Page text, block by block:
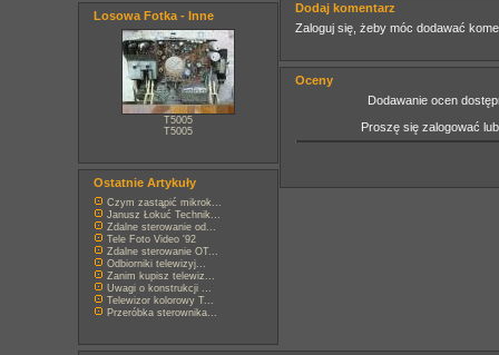
Losowa Fotka - Inne
T5005
T5005
Ostatnie Artykuły
Czym zastąpić mikrok...
Janusz Łokuć Technik...
Zdalne sterowanie od...
Tele Foto Video '92
Zdalne sterowanie OT...
Odbiorniki telewizyj...
Zanim kupisz telewiz...
Uwagi o konstrukcji ...
Telewizor kolorowy T...
Przeróbka sterownika...
Dodaj komentarz
Zaloguj się, żeby móc dodawać
Oceny
Dodawanie ocen
Proszę się zalogować